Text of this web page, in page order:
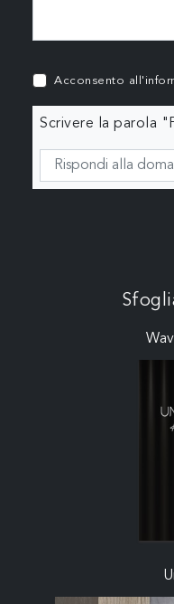
Acconsento
Scrivere la parola